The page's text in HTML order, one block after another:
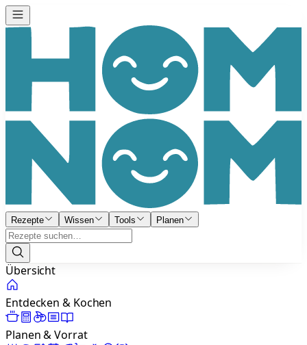
Rezepte Wissen Tools Planen
Übersicht
Entdecken & Kochen
Planen & Vorrat